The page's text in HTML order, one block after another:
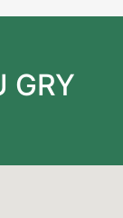
GRY